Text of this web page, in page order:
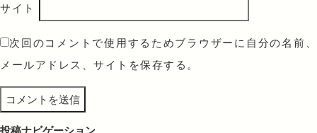
サイト
次回のコメントで使用するためブラウザーに自分の名前、
メールアドレス、サイトを保存する。
投稿ナビゲーション